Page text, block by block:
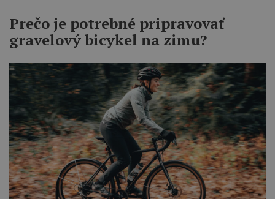
Prečo je potrebné pripravovať
gravelový bicykel na zimu?